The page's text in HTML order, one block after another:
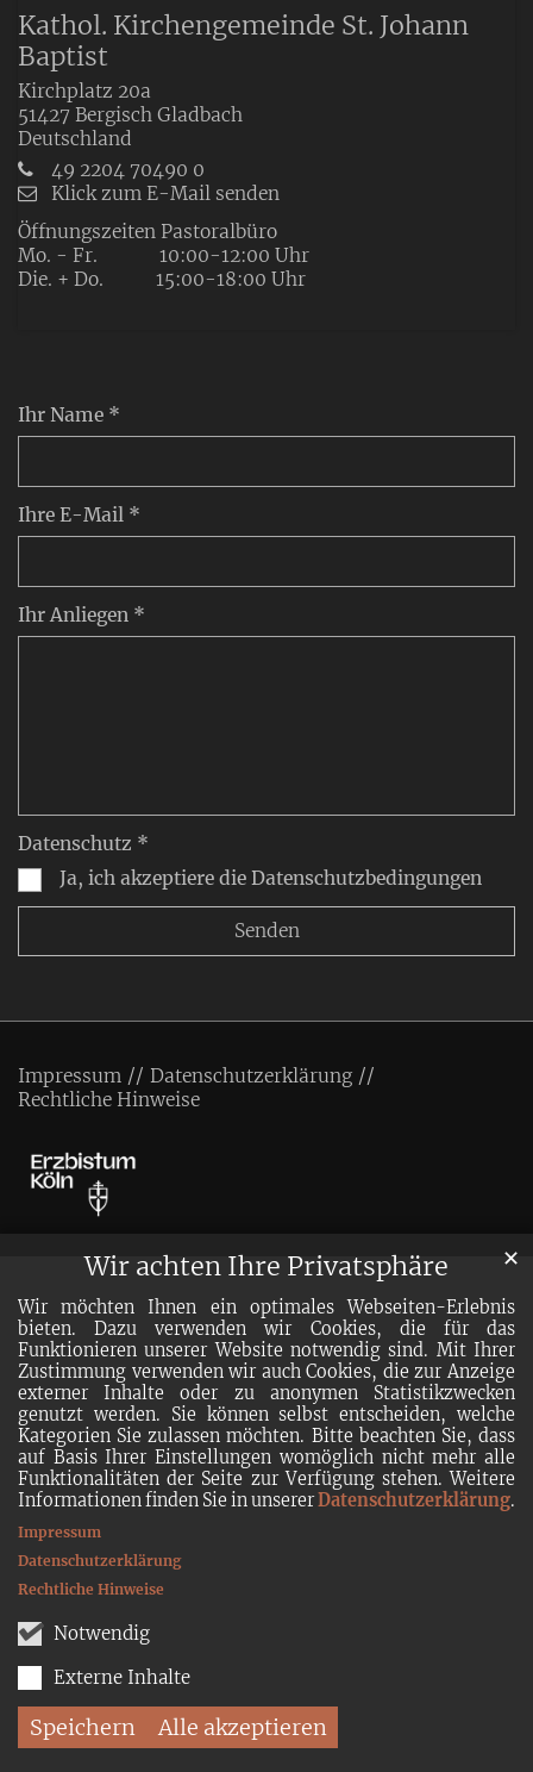
Wir achten Ihre Privatsphäre
Wir möchten Ihnen ein optimales Webseiten-Erlebnis
bieten. Dazu verwenden wir Cookies, die für das
Funktionieren unserer Website notwendig sind. Mit Ihrer
Zustimmung verwenden wir auch Cookies, die zur Anzeige
externer Inhalte oder zu anonymen Statistikzwecken
genutzt werden. Sie können selbst entscheiden, welche
Kategorien Sie zulassen möchten. Bitte beachten Sie, dass
auf Basis Ihrer Einstellungen womöglich nicht mehr alle
Funktionalitäten der Seite zur Verfügung stehen. Weitere
Informationen finden Sie in unsererDatenschutzerklärung.
Notwendig
Externe Inhalte
Speichern Alle akzeptieren
✕
Impressum
Datenschutzerklärung
Rechtliche Hinweise
Ihr Name *
Ihre E-Mail *
Ihr Anliegen *
Datenschutz *
Ja, ich akzeptiere die Datenschutzbedingungen
Kathol. Kirchengemeinde St. Johann
Baptist
Kirchplatz 20a
51427 Bergisch Gladbach
Deutschland
49 2204 70490 0
Klick zum E-Mail senden
Öffnungszeiten Pastoralbüro
Mo. - Fr. 10:00-12:00 Uhr
Die. + Do. 15:00-18:00 Uhr
Impressum
Datenschutzerklärung
Rechtliche Hinweise